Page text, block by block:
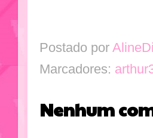
Postado por
Marcadores:
Nenhum